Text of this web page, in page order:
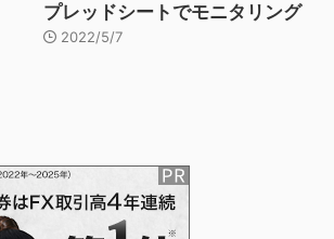
プレッドシートでモニタリング
2022/5/7